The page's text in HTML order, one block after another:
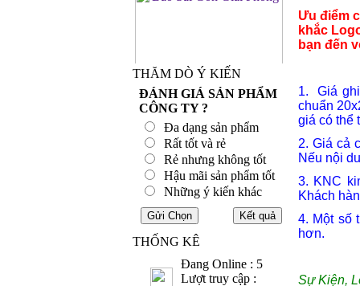
THĂM DÒ Ý KIẾN
ĐÁNH GIÁ SẢN PHẨM
CÔNG TY ?
Đa dạng sản phẩm
Rất tốt và rẻ
Rẻ nhưng không tốt
Hậu mãi sản phẩm tốt
Những ý kiến khác
THỐNG KÊ
Đang Online : 5
Lượt truy cập :
Ưu điểm
khắc
bạn đến
1. Giá
chuẩn
giá có thể
2. Giá cả
Nếu nội
3. KNC
Khách
4. Một số
hơn.
Sự Kiện,